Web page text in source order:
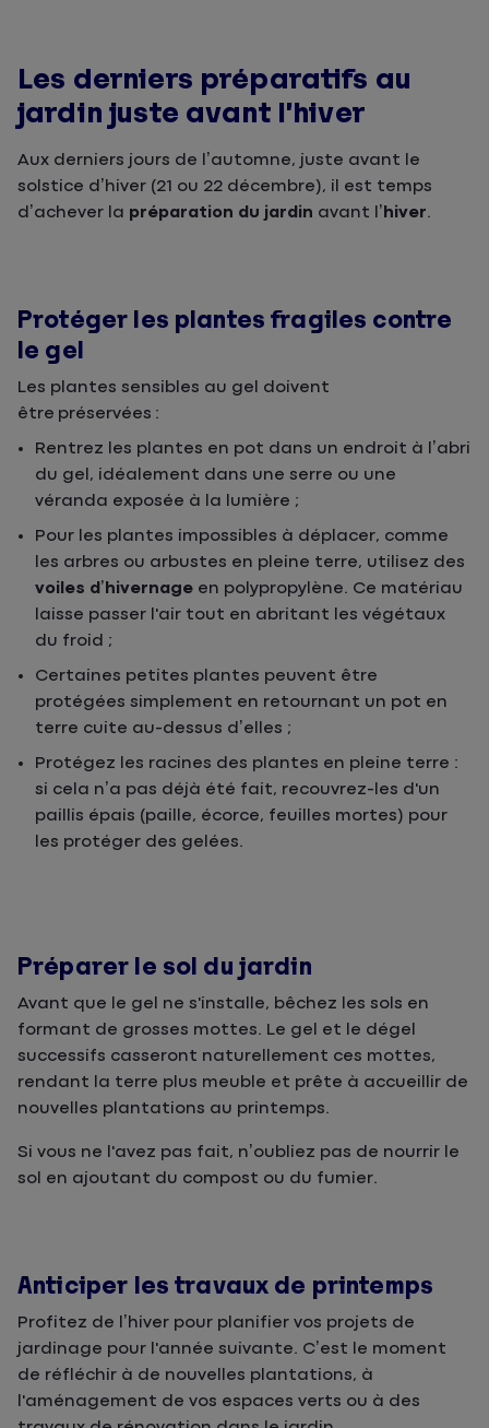
Les derniers préparatifs au
jardin juste avant l’hiver
Aux derniers jours de l’automne, juste avant le
solstice d’hiver (21 ou 22 décembre), il est temps
d’achever la préparation du jardin avant l’ hiver.
Protéger les plantes fragiles contre
le gel
Les plantes sensibles au gel doivent
être préservées :
Rentrez les plantes en pot dans un endroit à l’abri
du gel, idéalement dans une serre ou une
véranda exposée à la lumière ;
Pour les plantes impossibles à déplacer, comme
les arbres ou arbustes en pleine terre, utilisez des
voiles d’hivernage en polypropylène. Ce matériau
laisse passer l'air tout en abritant les végétaux
du froid ;
Certaines petites plantes peuvent être
protégées simplement en retournant un pot en
terre cuite au-dessus d’elles ;
Protégez les racines des plantes en pleine terre :
si cela n’a pas déjà été fait, recouvrez-les d'un
paillis épais (paille, écorce, feuilles mortes) pour
les protéger des gelées.
Préparer le sol du jardin
Avant que le gel ne s'installe, bêchez les sols en
formant de grosses mottes. Le gel et le dégel
successifs casseront naturellement ces mottes,
rendant la terre plus meuble et prête à accueillir de
nouvelles plantations au printemps.
Si vous ne l'avez pas fait, n’oubliez pas de nourrir le
sol en ajoutant du compost ou du fumier.
Anticiper les travaux de printemps
Profitez de l’hiver pour planifier vos projets de
jardinage pour l'année suivante. C’est le moment
de réfléchir à de nouvelles plantations, à
l'aménagement de vos espaces verts ou à des